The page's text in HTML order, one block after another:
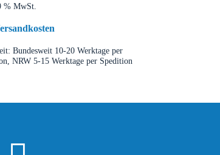
% MwSt.
Bundesweit 10-20 Werktage per
NRW 5-15 Werktage per Spedition